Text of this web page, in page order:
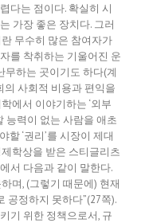
다는 점이다. 확실히 시
가장 좋은 장치다. 그러
무수히 많은 참여자가
를 착취하는 기울어진 운
무하는 곳이기도 하다(계
의 사회적 비용과 편익을
에서 이야기하는 ‘외부
능력이 없는 사람을 애초
‘권리’를 시장이 제대
학상을 받은 스티글리츠
서 다음과 같이 말한다.
며, (그렇기 때문에) 현재
공정하지 못하다”(27쪽).
기 위한 정책으로서, 규